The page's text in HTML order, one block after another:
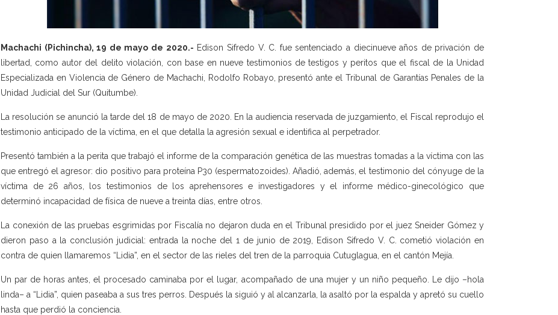
Machachi (Pichincha), 19 de mayo de 2020.- Edison Sifredo V. C. fue sentenciado a diecinueve años de privación de
libertad, como autor del delito violación, con base en nueve testimonios de testigos y peritos que el fiscal de la Unidad
Especializada en Violencia de Género de Machachi, Rodolfo Robayo, presentó ante el Tribunal de Garantías Penales de la
Unidad Judicial del Sur (Quitumbe).
La resolución se anunció la tarde del 18 de mayo de 2020. En la audiencia reservada de juzgamiento, el Fiscal reprodujo el
testimonio anticipado de la víctima, en el que detalla la agresión sexual e identifica al perpetrador.
Presentó también a la perita que trabajó el informe de la comparación genética de las muestras tomadas a la víctima con las
que entregó el agresor: dio positivo para proteína P30 (espermatozoides). Añadió, además, el testimonio del cónyuge de la
víctima de 26 años, los testimonios de los aprehensores e investigadores y el informe médico-ginecológico que
determinó incapacidad de física de nueve a treinta días, entre otros.
La conexión de las pruebas esgrimidas por Fiscalía no dejaron duda en el Tribunal presidido por el juez Sneider Gómez y
dieron paso a la conclusión judicial: entrada la noche del 1 de junio de 2019, Edison Sifredo V. C. cometió violación en
contra de quien llamaremos “Lidia”, en el sector de las rieles del tren de la parroquia Cutuglagua, en el cantón Mejía.
Un par de horas antes, el procesado caminaba por el lugar, acompañado de una mujer y un niño pequeño. Le dijo –hola
linda– a “Lidia”, quien paseaba a sus tres perros. Después la siguió y al alcanzarla, la asaltó por la espalda y apretó su cuello
hasta que perdió la conciencia.